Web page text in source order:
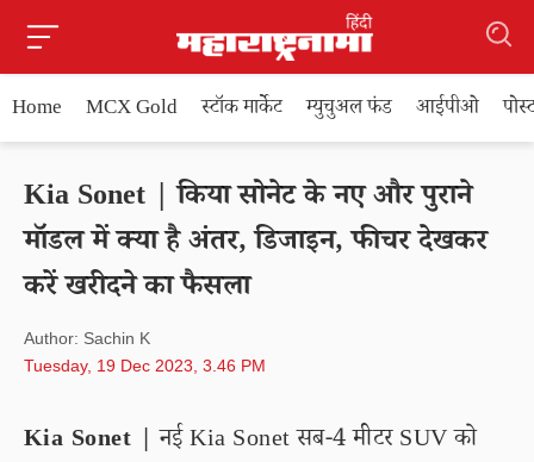
Home MCX Gold स्टॉक मार्केट म्युचुअल फंड आईपीओ
Kia Sonet | किया सोनेट के नए और पुराने
मॉडल में क्या है अंतर, डिजाइन, फीचर देखकर
करें खरीदने का फैसला
Author: Sachin K
Tuesday, 19 Dec 2023, 3.46 PM
Kia Sonet | नई Kia Sonet सब-4 मीटर SUV को